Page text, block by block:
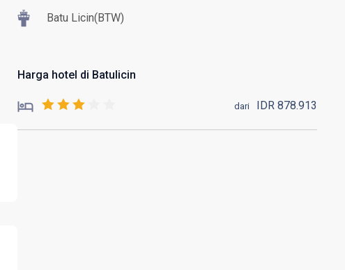
Batu Licin(BTW)
Harga hotel di Batulicin
dari IDR 878.913